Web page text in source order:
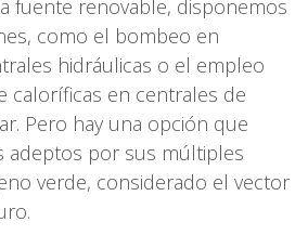
fuente renovable, disponemos
como el bombeo en
hidráulicas o el empleo
caloríficas en centrales de
Pero hay una opción que
adeptos por sus múltiples
verde, considerado el vector